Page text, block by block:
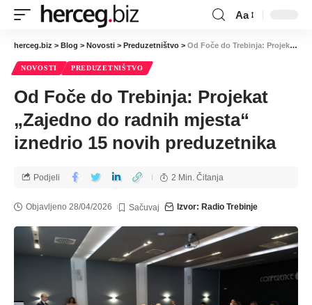
Aa
herceg.biz > Blog > Novosti > Preduzetništvo > Od Foče do Trebinja: Projekat „Zajedno do radnih mjesta“ iznedrio 15 novih preduzetnika
NOVOSTI PREDUZETNIŠTVO
Od Foče do Trebinja: Projekat
„Zajedno do radnih mjesta“
iznedrio 15 novih preduzetnika
Objavljeno 28/04/2026 Izvor: Radio Trebinje
Podjeli 2 Min. Čitanja